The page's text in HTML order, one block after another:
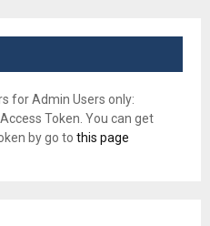
for Admin Users only:
Token. You can get
by go to this page